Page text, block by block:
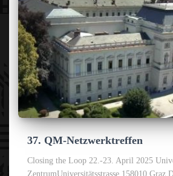
37. QM-Netzwerktreffen
Closing the Loop 22.-23. April 2025
ZentrumUniversitätsstrasse 158010 Graz